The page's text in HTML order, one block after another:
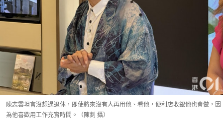
陳志雲坦言沒想過退休，即使將來沒有人再用他、看他，便利店收銀他也會做，因
為他喜歡用工作充實時間。（陳釗 攝）